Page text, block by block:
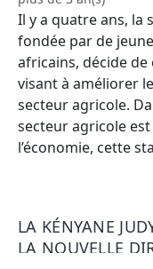
Il y a quatre ans, la
fondée par de
africains, décide
visant à améliorer
secteur agricole.
secteur agricole
l’économie, cette
LA KÉNYANE
LA NOUVELLE